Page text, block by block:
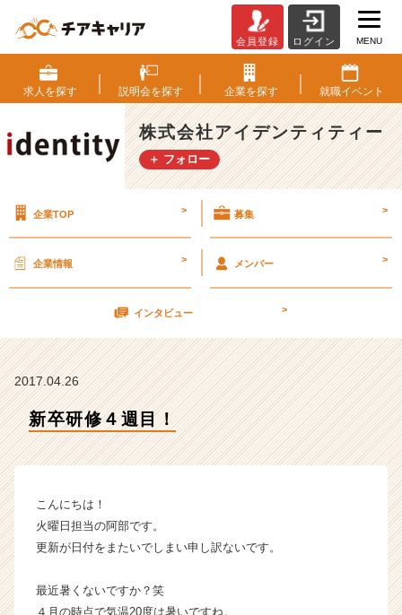
卒
研
修
４
週
目！
社
デ
ン
の
イ
イ
|
ン
会員登録 ログイン MENU
求人を探す 説明会を探す 企業を探す 就職イベント
株式会社アイデンティティー
＋ フォロー
企業TOP > 募集 >
企業情報 > メンバー >
インタビュー >
2017.04.26
新卒研修４週目！
こんにちは！
火曜日担当の阿部です。
更新が日付をまたいでしまい申し訳ないです。
最近暑くないですか？笑
４月の時点で気温20度は暑いですね。